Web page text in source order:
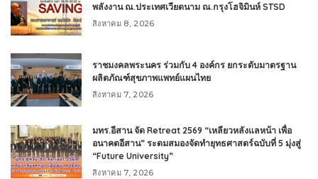
พลังงาน ณ.ประเทศเวียดนาม ณ.กรุงโฮจิมินห์ STSD
สิงหาคม 8, 2026
ราชมงคลพระนคร ร่วมกับ 4 องค์กร ยกระดับมาตรฐาน
ผลิตภัณฑ์สุขภาพแพทย์แผนไทย
สิงหาคม 7, 2026
มทร.อีสาน จัด Retreat 2569 “เหลียวหลังแลหน้า เพื่อ
อนาคตอีสาน” ระดมสมองจัดทำยุทธศาสตร์ฉบับที่ 5 มุ่งสู่
“Future University”
สิงหาคม 7, 2026